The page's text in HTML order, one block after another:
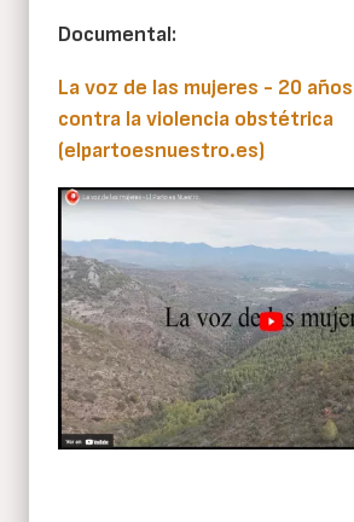
Documental:
La voz de las mujeres - 20
contra la violencia obstétrica
(elpartoesnuestro.es)